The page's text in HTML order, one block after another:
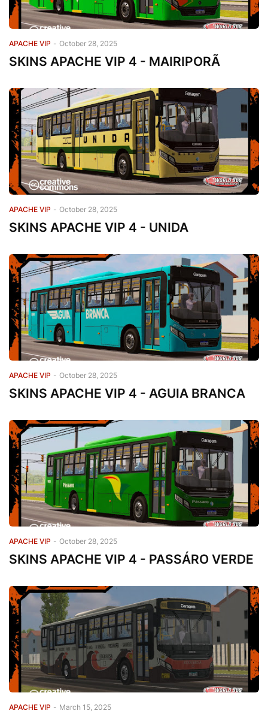
APACHE VIP - October 28, 2025
SKINS APACHE VIP 4 - MAIRIPORÃ
APACHE VIP - October 28, 2025
SKINS APACHE VIP 4 - UNIDA
APACHE VIP - October 28, 2025
SKINS APACHE VIP 4 - AGUIA BRANCA
APACHE VIP - October 28, 2025
SKINS APACHE VIP 4 - PASSÁRO VERDE
APACHE VIP - March 15, 2025